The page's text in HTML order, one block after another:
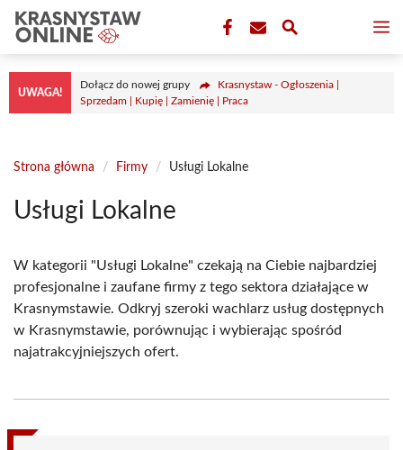
Przejdź
treści
UWAGA!
Dołącz do nowej grupy
Krasnystaw - Ogłoszenia |
Sprzedam | Kupię | Zamienię | Praca
Strona główna / Firmy / Usługi Lokalne
Usługi Lokalne
W kategorii "Usługi Lokalne" czekają na Ciebie najbardziej
profesjonalne i zaufane firmy z tego sektora działające w
Krasnymstawie. Odkryj szeroki wachlarz usług dostępnych
w Krasnymstawie, porównując i wybierając spośród
najatrakcyjniejszych ofert.